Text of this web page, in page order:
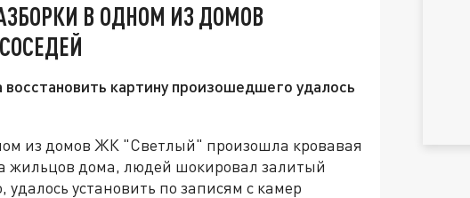
В ОДНОМ ИЗ ДОМОВ
картину произошедшего удалось
из домов ЖК "Светлый" произошла кровавая
жильцов дома, людей шокировал залитый
установить по записям с камер